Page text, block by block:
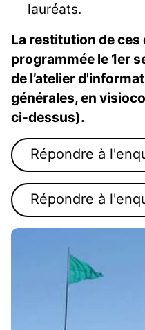
lauréats.
La restitution de ces
programmée le 1er
de l’atelier
générales, en
ci-dessus).
Répondre à
Répondre à